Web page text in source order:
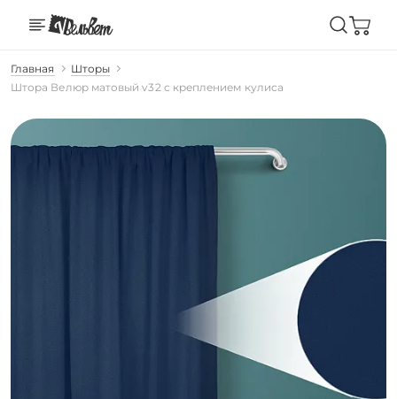
Главная
Шторы
Штора Велюр матовый v32 с креплением кулиса